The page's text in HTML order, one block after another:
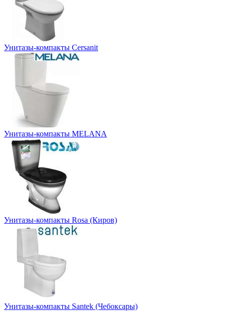
Унитазы-компакты Cersanit
Унитазы-компакты MELANA
Унитазы-компакты Rosa (Киров)
Унитазы-компакты Santek (Чебоксары)